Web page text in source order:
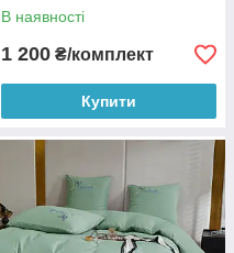
В наявності
1 200 ₴/комплект
Купити